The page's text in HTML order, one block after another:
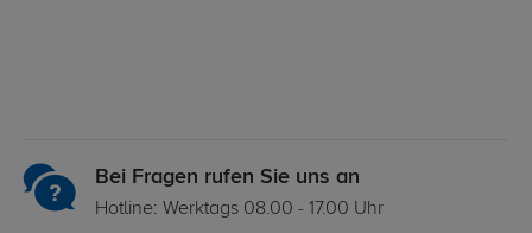
Bei Fragen rufen Sie uns an
Hotline: Werktags 08.00 - 17.00 Uhr